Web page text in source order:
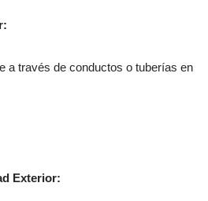
a través de conductos o tuberías en
Exterior: